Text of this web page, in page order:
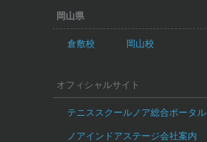
岡山県
倉敷校 岡山校
オフィシャルサイト
テニススクールノア総合ポータル
ノアインドアステージ会社案内